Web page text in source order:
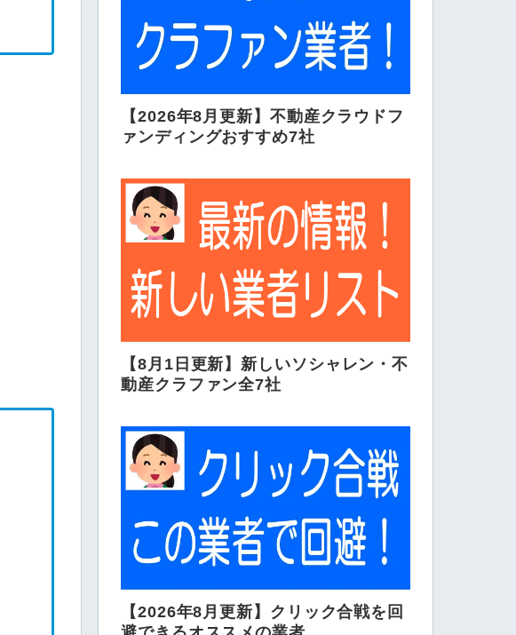
【2026年8月更新】不動産クラウドフ
ァンディングおすすめ7社
【8月1日更新】新しいソシャレン・不
動産クラファン全7社
【2026年8月更新】クリック合戦を回